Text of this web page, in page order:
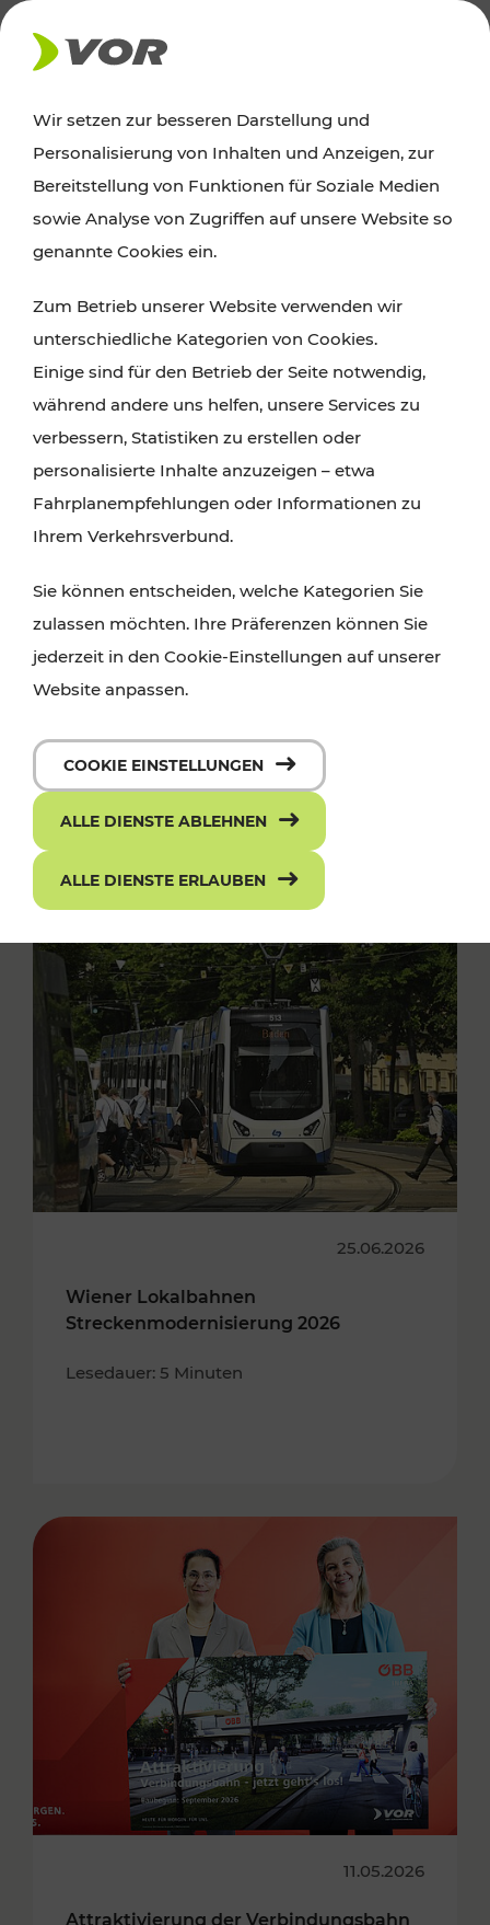
AKTUELLES
News
Alle wichtigen Meldungen zu Fahrplanänderungen,
finden Sie hier im Überblick.
25.06.2026
Wiener Lokalbahnen
Streckenmodernisierung 2026
Lesedauer: 5 Minuten
11.05.2026
Attraktivierung der Verbindungsbahn
Wir setzen zur besseren Darstellung und
Personalisierung von Inhalten und Anzeigen, zur
Bereitstellung von Funktionen für Soziale Medien
sowie Analyse von Zugriffen auf unsere Website so
genannte Cookies ein.
Zum Betrieb unserer Website verwenden wir
unterschiedliche Kategorien von Cookies.
Einige sind für den Betrieb der Seite notwendig,
während andere uns helfen, unsere Services zu
verbessern, Statistiken zu erstellen oder
personalisierte Inhalte anzuzeigen – etwa
Fahrplanempfehlungen oder Informationen zu
Ihrem Verkehrsverbund.
Sie können entscheiden, welche Kategorien Sie
zulassen möchten. Ihre Präferenzen können Sie
jederzeit in den Cookie-Einstellungen auf unserer
Website anpassen.
COOKIE EINSTELLUNGEN
ALLE DIENSTE ABLEHNEN
ALLE DIENSTE ERLAUBEN